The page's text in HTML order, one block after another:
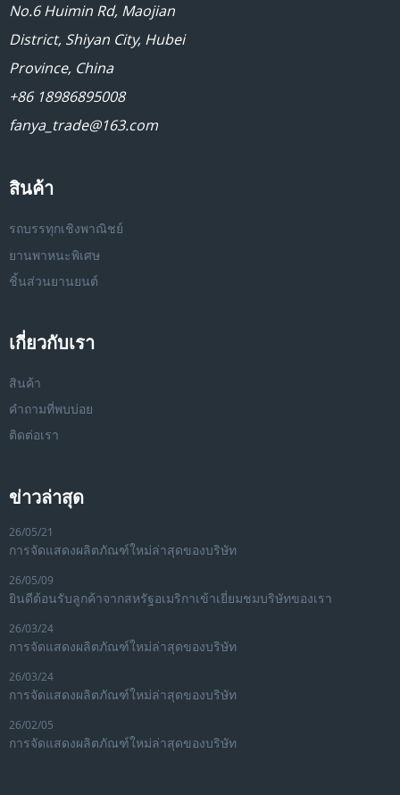
No.6 Huimin Rd, Maojian
District, Shiyan City, Hubei
Province, China
+86 18986895008
fanya_trade@163.com
สินค้า
รถบรรทุกเชิงพาณิชย์
ยานพาหนะพิเศษ
ชิ้นส่วนยานยนต์
เกี่ยวกับเรา
สินค้า
คำถามที่พบบ่อย
ติดต่อเรา
ข่าวล่าสุด
26/05/21
การจัดแสดงผลิตภัณฑ์ใหม่ล่าสุดของบริษัท
26/05/09
ยินดีต้อนรับลูกค้าจากสหรัฐอเมริกาเข้าเยี่ยมชมบริษัทของเรา
26/03/24
การจัดแสดงผลิตภัณฑ์ใหม่ล่าสุดของบริษัท
26/03/24
การจัดแสดงผลิตภัณฑ์ใหม่ล่าสุดของบริษัท
26/02/05
การจัดแสดงผลิตภัณฑ์ใหม่ล่าสุดของบริษัท